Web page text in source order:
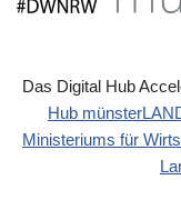
Das Digital Hub
Hub
Ministeriums für